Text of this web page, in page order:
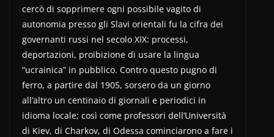
cercò di sopprimere ogni possibile vagito di
autonomia presso gli Slavi orientali fu la cifra dei
governanti russi nel secolo XIX: processi,
deportazioni, proibizione di usare la lingua
“ucrainica” in pubblico. Contro questo pugno di
ferro, a partire dal 1905, sorsero da un giorno
all’altro un centinaio di giornali e periodici in
idioma locale; così come professori dell’Università
di Kiev, di Charkov, di Odessa cominciarono a fare i